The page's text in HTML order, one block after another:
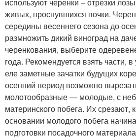
используют черенки – отрезки
живых, проснувшихся почки.
середины весеннего сезона до
размножить дикий виноград на
черенкования, выберите
года. Рекомендуется взять части,
еле заметные зачатки будущих
осенний период возможно
молотообразные — молодые, с
материнского побега. Их срезают,
основании молодого побега
подготовки посадочного